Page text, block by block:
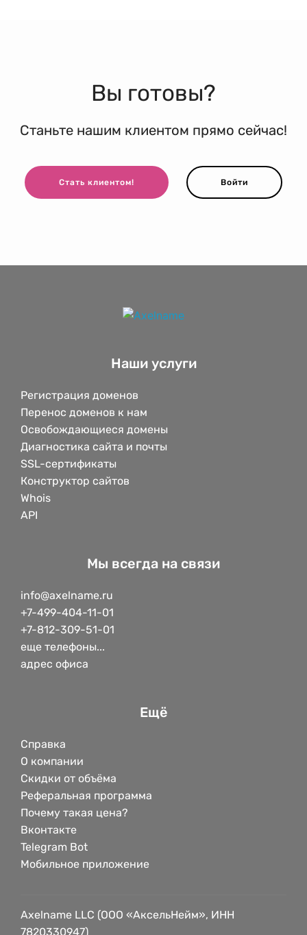
Вы готовы?
Станьте нашим клиентом прямо сейчас!
Стать клиентом! Войти
Наши услуги
Регистрация доменов
Перенос доменов к нам
Освобождающиеся домены
Диагностика сайта и почты
SSL-сертификаты
Конструктор сайтов
Whois
API
Мы всегда на связи
info@axelname.ru
+7-499-404-11-01
+7-812-309-51-01
еще телефоны...
адрес офиса
Ещё
Справка
О компании
Скидки от объёма
Реферальная программа
Почему такая цена?
Вконтакте
Telegram Bot
Мобильное приложение
Axelname LLC (ООО «АксельНейм», ИНН
7820330947)